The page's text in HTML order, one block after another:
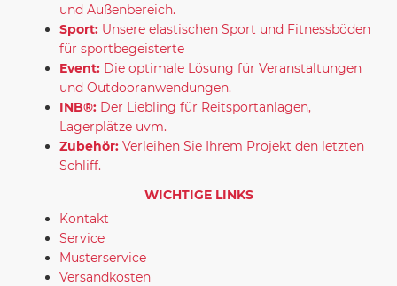
und Außenbereich.
Sport: Unsere elastischen Sport und Fitnessböden
für sportbegeisterte
Event: Die optimale Lösung für Veranstaltungen
und Outdooranwendungen.
INB®: Der Liebling für Reitsportanlagen,
Lagerplätze uvm.
Zubehör: Verleihen Sie Ihrem Projekt den letzten
Schliff.
WICHTIGE LINKS
Kontakt
Service
Musterservice
Versandkosten